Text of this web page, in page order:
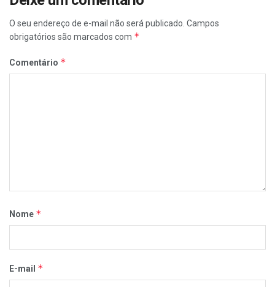
O seu endereço de e-mail não será publicado. Campos
obrigatórios são marcados com *
Comentário *
Nome *
E-mail *